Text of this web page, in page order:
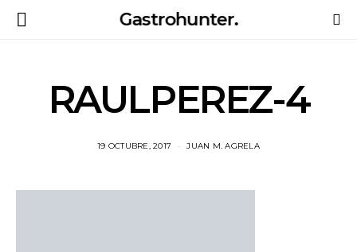
Gastrohunter.
RAULPEREZ-4
19 OCTUBRE, 2017 JUAN M. AGRELA